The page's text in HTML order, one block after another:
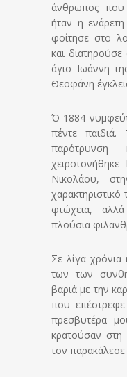
άνθρωπος που
ήταν η
φοίτησε στο
και
άγιο Ιωάννη
Θεοφάνη
Ό 1884
πέντε
Νικολάου,
χαρακτηριστικό
φτώχεια,
πλούσια
Σε λίγα χρόνια
των των
βαριά με την
που
πρεσβυτέρα
κρατούσαν
τον παρακάλεσε